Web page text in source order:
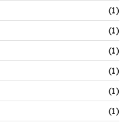
(1)
(1)
(1)
(1)
(1)
(1)